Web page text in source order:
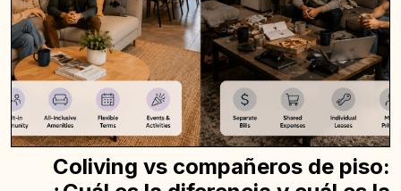
Coliving vs compañeros de piso: